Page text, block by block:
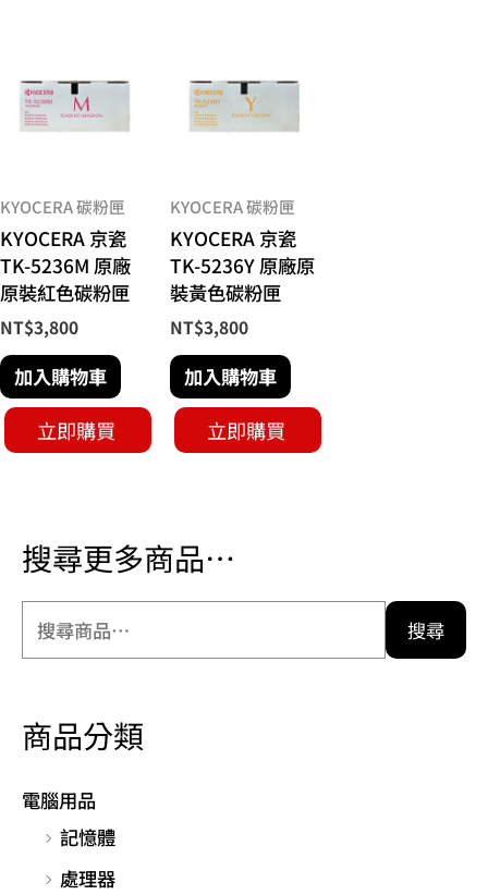
KYOCERA 碳粉匣
KYOCERA 京瓷
TK-5236M 原廠
原裝紅色碳粉匣
NT$3,800
加入購物車
立即購買
KYOCERA 碳粉匣
KYOCERA 京瓷
TK-5236Y 原廠原
裝黃色碳粉匣
NT$3,800
加入購物車
立即購買
搜尋更多商品…
搜尋
商品分類
電腦用品
記憶體
處理器